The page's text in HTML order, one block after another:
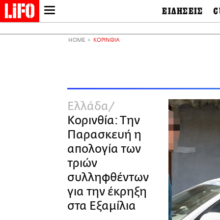
NEWSLETTER
PRINT
ΕΙΔΗΣΕΙΣ
TV & Media
Tech &
European Lifo
&
HOME ΚΟΡΙΝΘΙΑ
Ελλάδα
Κορινθία: Την
Παρασκευή η
απολογία των
τριών
συλληφθέντων
για την έκρηξη
στα Εξαμίλια